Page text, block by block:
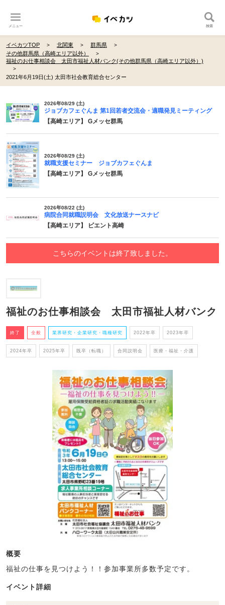
メニュー 検索
イベカツTOP 北関東
群馬県
その他群馬県（高崎エリア以外）
福祉のお仕事相談会 太田市福祉人材バンク(その他群馬県（高崎エリア以外）)
2021年6月19日(土) 太田市社会教育総合センター
2026年08/29 (土)
ジョブカフェぐんま 第1回若者交流会・適職発見ミーティング
【高崎エリア】 Gメッセ群馬
2026年08/29 (土)
就職支援セミナー ジョブカフェぐんま
【高崎エリア】 Gメッセ群馬
2026年08/22 (土)
病院合同就職説明会 文化放送ナースナビ
【高崎エリア】 ビエント高崎
こちらのイベントは終了致しました。
福祉のお仕事相談会 太田市福祉人材バンク
終了 全般 業界研究・企業研究・職種研究 2022年卒 2023年卒
2024年卒 2025年卒 既卒（転職） 合同説明会 医療・福祉・介護
概要
福祉の仕事を見つけよう！！参加事業所多数予定です。
イベント詳細